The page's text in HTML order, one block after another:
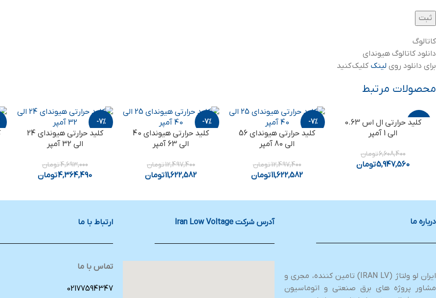
کاتالوگ
دانلود کاتالوگ هیوندای
برای دانلود روی لینک کلیک کنید
محصولات مرتبط
-10%
کلید حرارتی ال اس 0.63
الی 1 آمپر
6,608,400تومان
5,947,560تومان
-7%
کلید حرارتی هیوندای 56
الی 80 آمپر
12,497,400تومان
11,622,582تومان
-7%
کلید حرارتی هیوندای 40
الی 63 آمپر
12,497,400تومان
11,622,582تومان
-7%
کلید حرارتی هیوندای 24
الی 32 آمپر
4,693,000تومان
4,364,490تومان
درباره ما
ایران لو ولتاژ (IRAN LV) تامین کننده، مجری و
مشاور پروژه های برق صنعتی و اتوماسیون
آدرس شرکت Iran Low Voltage ارتباط با ما
تماس با ما
02177594347